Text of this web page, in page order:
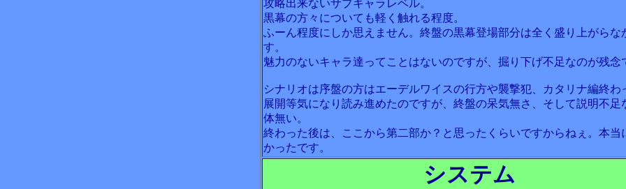
攻略出来ないサブキャラレベル。
黒幕の方々についても軽く触れる程度。
ふーん程度にしか思えません。終盤の黒幕登場部分は全く盛り上がらな
す。
魅力のないキャラ達ってことはないのですが、掘り下げ不足なのが残念
シナリオは序盤の方はエーデルワイスの行方や襲撃犯、カタリナ編終わ
展開等気になり読み進めたのですが、終盤の呆気無さ、そして説明不足
体無い。
終わった後は、ここから第二部か？と思ったくらいですからねぇ。本当
かったです。
システム